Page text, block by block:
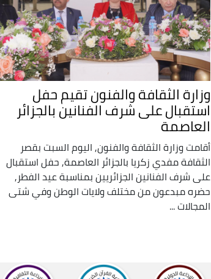
وزارة الثقافة والفنون تقيم حفل
استقبال على شرف الفنانين بالجزائر
العاصمة
أقامت وزارة الثقافة والفنون, اليوم السبت بقصر
الثقافة مفدي زكريا بالجزائر العاصمة, حفل استقبال
على شرف الفنانين الجزائريين بمناسبة عيد الفطر,
حضره مبدعون من مختلف ولايات الوطن وفي شتى
المجالات ...